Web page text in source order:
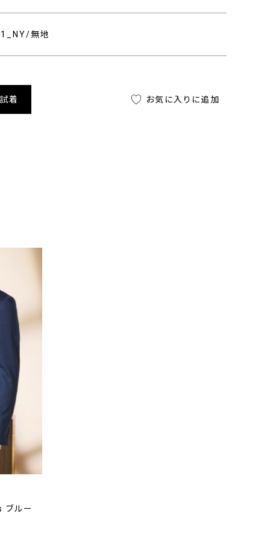
無地
着 お気に入りに追加
ブルー